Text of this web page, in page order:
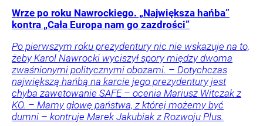
Wrze po roku Nawrockiego. „Największa hańba”
kontra „Cała Europa nam go zazdrości”
Po pierwszym roku prezydentury nic nie wskazuje na to,
żeby Karol Nawrocki wyciszył spory między dwoma
zwaśnionymi politycznymi obozami. – Dotychczas
największą hańbą na karcie jego prezydentury jest
chyba zawetowanie SAFE – ocenia Mariusz Witczak z
KO. – Mamy głowę państwa, z której możemy być
dumni – kontruje Marek Jakubiak z Rozwoju Plus.